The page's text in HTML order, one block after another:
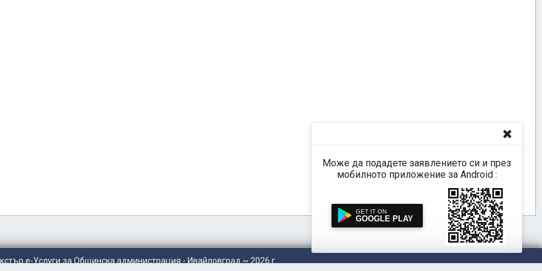
е-Услуги за Общинска администрация - Ивайловград ~ 2026 г.
Може да подадете заявлението си и през
мобилното приложение за Android :
GOOGLE PLAY